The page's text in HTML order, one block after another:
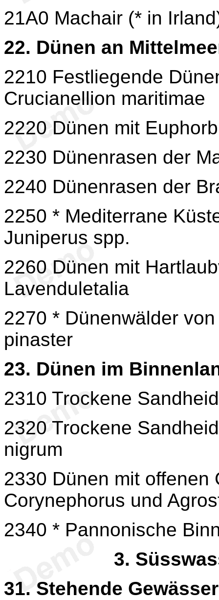
21A0 Machair (* in
22. Dünen an
2210 Festliegende
Crucianellion maritimae
2220 Dünen mit
2230 Dünenrasen der
2240 Dünenrasen der
2250 * Mediterrane
Juniperus spp.
2260 Dünen mit
Lavenduletalia
2270 * Dünenwälder
pinaster
23. Dünen im
2310 Trockene
2320 Trockene
nigrum
2330 Dünen mit offenen
Corynephorus und
2340 * Pannonische
3.
31. Stehende Gewässer